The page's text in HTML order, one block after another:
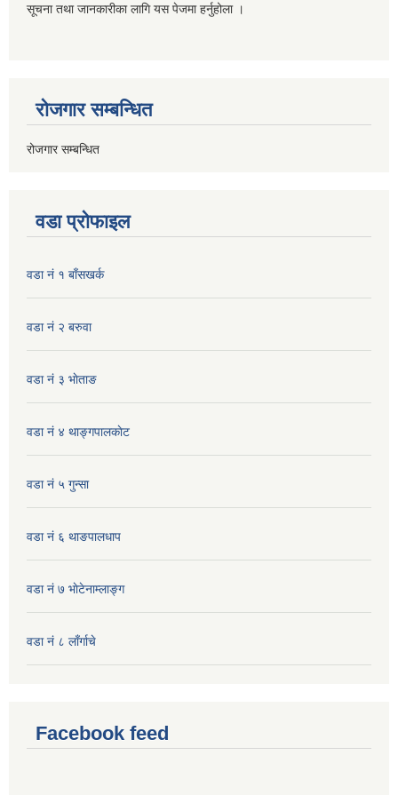
सूचना तथा जानकारीका लागि यस पेजमा हर्नुहोला ।
रोजगार सम्बन्धित
रोजगार सम्बन्धित
वडा प्रोफाइल
वडा नं १ बाँसखर्क
वडा नं २ बरुवा
वडा नं ३ भाेताङ
वडा नं ४ थाङ्गपालकाेट
वडा नं ५ गुन्सा
वडा नं ६ थाङपालधाप
वडा नं ७ भाेटेनाम्लाङ्ग
वडा नं ८ लाँर्गाचे
Facebook feed